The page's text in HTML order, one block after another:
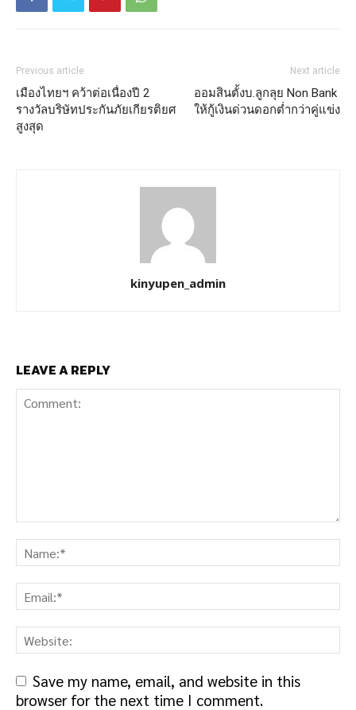
Previous article
เมืองไทยฯ คว้าต่อเนื่องปี 2
รางวัลบริษัทประกันภัยเกียรติยศ
สูงสุด
Next article
ออมสินตั้งบ.ลูกลุย Non Bank
ให้กู้เงินด่วนดอกต่ำกว่าคู่แข่ง
kinyupen_admin
LEAVE A REPLY
Save my name, email, and website in this
browser for the next time I comment.